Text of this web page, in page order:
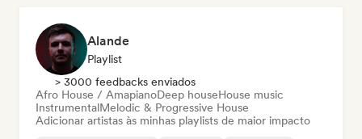
Alande
Playlist
> 3000 feedbacks enviados
Afro House / AmapianoDeep houseHouse music
InstrumentalMelodic & Progressive House
Adicionar artistas às minhas playlists de maior impacto